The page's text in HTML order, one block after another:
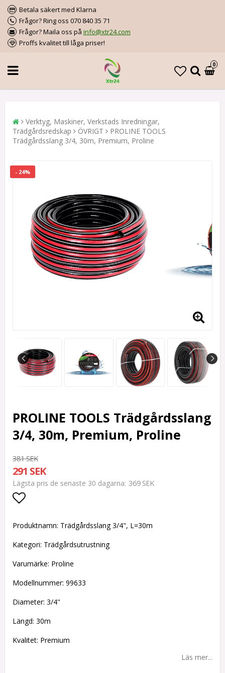
Betala säkert med Klarna
Frågor? Ring oss 070 840 35 71
Frågor? Maila oss på info@xtr24.com
Proffs kvalitet till låga priser!
0
Verktyg, Maskiner, Verkstads Inredningar,
Trädgårdsredskap
ÖVRIGT
PROLINE TOOLS
Trädgårdsslang 3/4, 30m, Premium, Proline
- 24%
PROLINE TOOLS Trädgårdsslang
3/4, 30m, Premium, Proline
381 SEK
291 SEK
Lägsta pris de senaste 30 dagarna 369 SEK
Lägg till i favoritlistan
Produktnamn: Trädgårdsslang 3/4", L=30m
Kategori: Trädgårdsutrustning
Varumärke: Proline
Modellnummer: 99633
Diameter: 3/4"
Längd: 30m
Kvalitet: Premium
Läs mer...